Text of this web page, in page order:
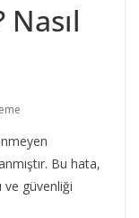
Bu hata,
ve güvenliği